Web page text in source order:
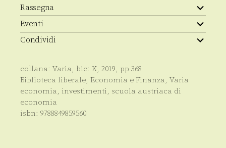
Rassegna
Eventi
Condividi
collana: Varia, bic: K, 2019, pp 368
Biblioteca liberale, Economia e Finanza, Varia
economia, investimenti, scuola austriaca di
economia
isbn: 9788849859560